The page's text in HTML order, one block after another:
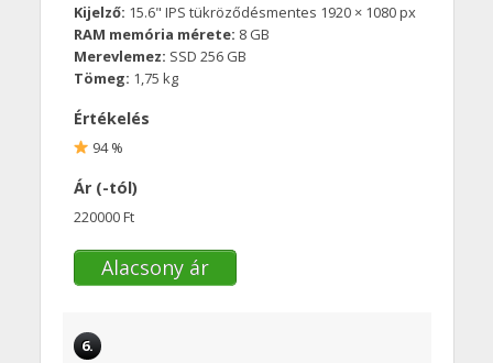
Kijelző: 15.6" IPS tükröződésmentes 1920 × 1080 px
RAM memória mérete: 8 GB
Merevlemez: SSD 256 GB
Tömeg: 1,75 kg
Értékelés
94 %
Ár (-tól)
220000 Ft
Alacsony ár
6.